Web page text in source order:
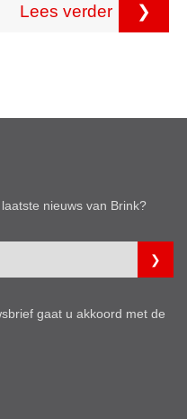
Lees verder ❯
nieuws van Brink?
gaat u akkoord met de